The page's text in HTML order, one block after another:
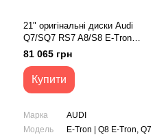
21" оригінальні диски Audi
Q7/SQ7 RS7 A8/S8 E-Tron
(4M0601025K)
81 065 грн
Купити
Марка
AUDI
Модель
E-Tron | Q8 E-Tron, Q7